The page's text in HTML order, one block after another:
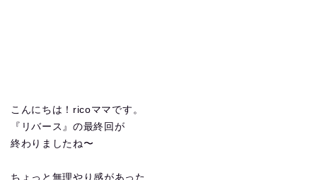
こんにちは！ricoママです。
『リバース』の最終回が
終わりましたね〜
ちょっと無理やり感があった